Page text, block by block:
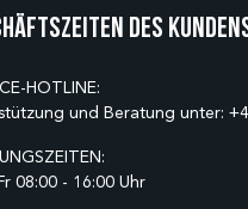
des
HOTLINE:
und Beratung unter:
08:00 - 16:00 Uhr